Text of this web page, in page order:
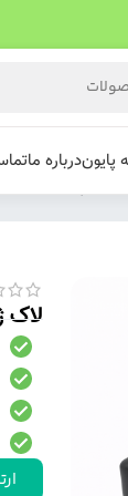
پایوندرباره ما
لاک